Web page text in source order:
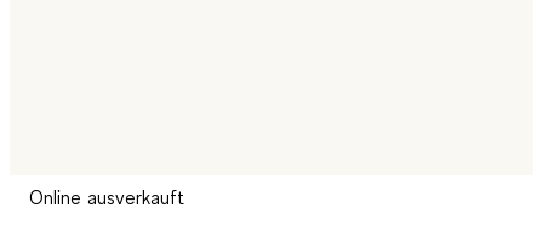
Online ausverkauft